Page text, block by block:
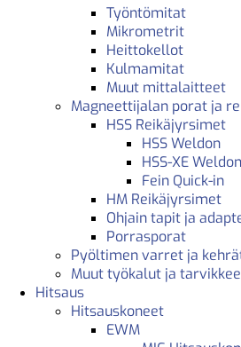
Työntömitat
Mikrometrit
Heittokellot
Kulmamitat
Muut mittalaitteet
Magneettijalan porat ja
HSS Reikäjyrsimet
HSS Weldon
HSS-XE Weldon
Fein Quick-in
HM Reikäjyrsimet
Ohjain tapit ja
Porrasporat
Pyöltimen varret ja
Muut työkalut ja
Hitsaus
Hitsauskoneet
EWM